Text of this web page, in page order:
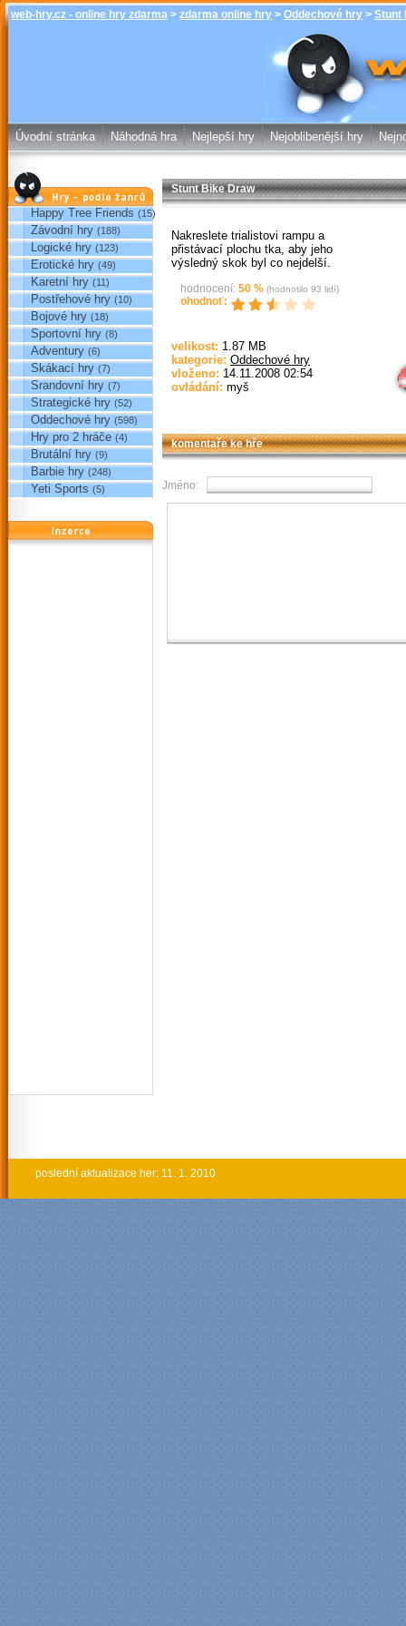
web-hry.cz - online hry zdarma > zdarma online hry > Oddechové hry > Stunt
Stunt Bike
zdarma
Úvodní stránka Náhodná hra Nejlepší hry Nejoblibenější hry
Hry podle žánrů
Happy Tree Friends (15)
Závodní hry (188)
Logické hry (123)
Erotické hry (49)
Karetní hry (11)
Postřehové hry (10)
Bojové hry (18)
Sportovní hry (8)
Adventury (6)
Skákací hry (7)
Srandovní hry (7)
Strategické hry (52)
Oddechové hry (598)
Hry pro 2 hráče (4)
Brutální hry (9)
Barbie hry (248)
Yeti Sports (5)
reklama
Stunt Bike Draw
Nakreslete trialistovi rampu a
přistávací plochu tka, aby jeho
výsledný skok byl co nejdelší.
hodnocení: 50 % (hodnotilo 93 lidí)
ohodnoť:
velikost: 1.87 MB
kategorie: Oddechové hry
vloženo: 14.11.2008 02:54
ovládání: myš
komentaře ke hře
Jméno:
poslední aktualizace her: 11. 1. 2010